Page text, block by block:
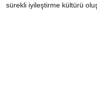
sürekli iyileştirme kültürü